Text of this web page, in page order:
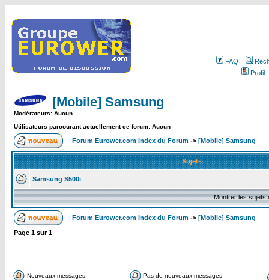
FAQ
Profil
[Mobile] Samsung
Modérateurs: Aucun
Utilisateurs parcourant actuellement ce forum: Aucun
Forum Eurower.com Index du Forum -> [Mobile] Samsung
Sujets
Samsung S500i
Montrer les sujets
Forum Eurower.com Index du Forum -> [Mobile] Samsung
Page 1 sur1
Nouveaux messages
Pas de nouveaux messages